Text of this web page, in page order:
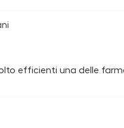
efficienti una delle